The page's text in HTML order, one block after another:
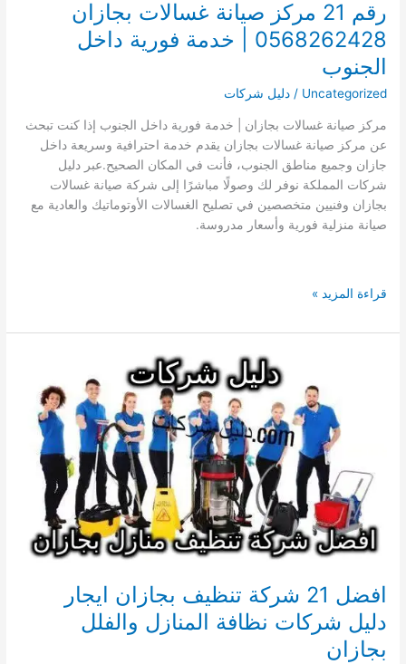
ثلاجات
بجازان
خدمة
سريعة
داخل
الجنوب
رقم 21 مركز صيانة غسالات بجازان
0568262428 | خدمة فورية داخل
الجنوب
Uncategorized
/دليل شركات
مركز صيانة غسالات بجازان | خدمة فورية داخل الجنوب إذا كنت تبحث
عن مركز صيانة غسالات بجازان يقدم خدمة احترافية وسريعة داخل
جازان وجميع مناطق الجنوب، فأنت في المكان الصحيح.عبر دليل
شركات المملكة نوفر لك وصولًا مباشرًا إلى شركة صيانة غسالات
بجازان وفنيين متخصصين في تصليح الغسالات الأوتوماتيك والعادية مع
صيانة منزلية فورية وأسعار مدروسة.
رقم
مركز
0568262428
فورية
داخل
الجنوب
قراءة المزيد »
افضل 21 شركة تنظيف بجازان ايجار
دليل شركات نظافة المنازل والفلل
بجازان